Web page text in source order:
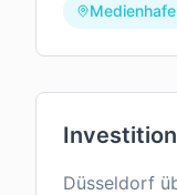
Düsseldorf